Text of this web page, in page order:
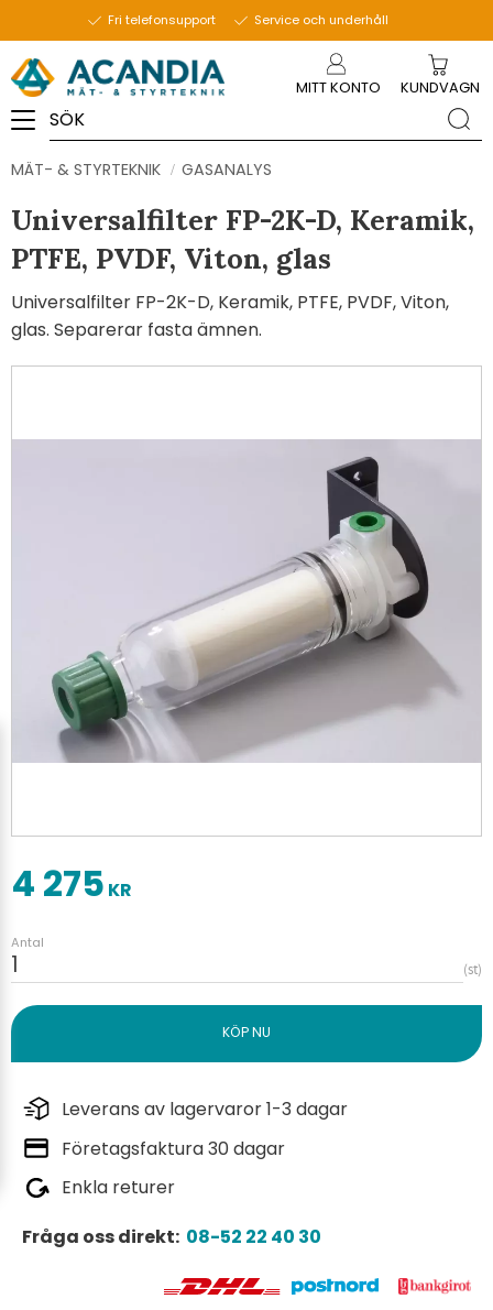
Fri telefonsupport Service och underhåll
MITT KONTO KUNDVAGN
MÄT- & STYRTEKNIK GASANALYS
Universalfilter FP-2K-D, Keramik,
PTFE, PVDF, Viton, glas
Universalfilter FP-2K-D, Keramik, PTFE, PVDF, Viton,
glas. Separerar fasta ämnen.
4 275 KR
Antal
st
Leverans av lagervaror 1-3 dagar
Företagsfaktura 30 dagar
Enkla returer
Fråga oss direkt: 08-52 22 40 30